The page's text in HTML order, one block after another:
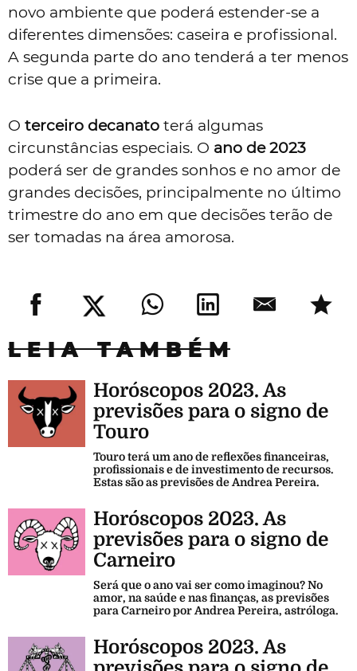
novo ambiente que poderá estender-se a
diferentes dimensões: caseira e profissional.
A segunda parte do ano tenderá a ter menos
crise que a primeira.
O terceiro decanato terá algumas
circunstâncias especiais. O ano de 2023
poderá ser de grandes sonhos e no amor de
grandes decisões, principalmente no último
trimestre do ano em que decisões terão de
ser tomadas na área amorosa.
LEIA TAMBÉM
Horóscopos 2023. As
previsões para o signo de
Touro
Touro terá um ano de reflexões financeiras,
profissionais e de investimento de recursos.
Estas são as previsões de Andrea Pereira.
Horóscopos 2023. As
previsões para o signo de
Carneiro
Será que o ano vai ser como imaginou? No
amor, na saúde e nas finanças, as previsões
para Carneiro por Andrea Pereira, astróloga.
Horóscopos 2023. As